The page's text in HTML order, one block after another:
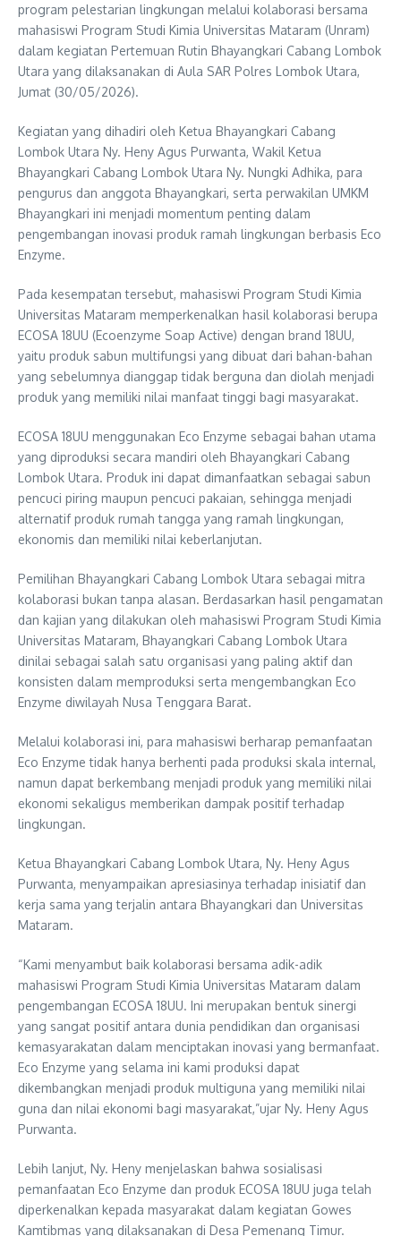
program pelestarian lingkungan melalui kolaborasi bersama
mahasiswi Program Studi Kimia Universitas Mataram (Unram)
dalam kegiatan Pertemuan Rutin Bhayangkari Cabang Lombok
Utara yang dilaksanakan di Aula SAR Polres Lombok Utara,
Jumat (30/05/2026).
Kegiatan yang dihadiri oleh Ketua Bhayangkari Cabang
Lombok Utara Ny. Heny Agus Purwanta, Wakil Ketua
Bhayangkari Cabang Lombok Utara Ny. Nungki Adhika, para
pengurus dan anggota Bhayangkari, serta perwakilan UMKM
Bhayangkari ini menjadi momentum penting dalam
pengembangan inovasi produk ramah lingkungan berbasis Eco
Enzyme.
Pada kesempatan tersebut, mahasiswi Program Studi Kimia
Universitas Mataram memperkenalkan hasil kolaborasi berupa
ECOSA 18UU (Ecoenzyme Soap Active) dengan brand 18UU,
yaitu produk sabun multifungsi yang dibuat dari bahan-bahan
yang sebelumnya dianggap tidak berguna dan diolah menjadi
produk yang memiliki nilai manfaat tinggi bagi masyarakat.
ECOSA 18UU menggunakan Eco Enzyme sebagai bahan utama
yang diproduksi secara mandiri oleh Bhayangkari Cabang
Lombok Utara. Produk ini dapat dimanfaatkan sebagai sabun
pencuci piring maupun pencuci pakaian, sehingga menjadi
alternatif produk rumah tangga yang ramah lingkungan,
ekonomis dan memiliki nilai keberlanjutan.
Pemilihan Bhayangkari Cabang Lombok Utara sebagai mitra
kolaborasi bukan tanpa alasan. Berdasarkan hasil pengamatan
dan kajian yang dilakukan oleh mahasiswi Program Studi Kimia
Universitas Mataram, Bhayangkari Cabang Lombok Utara
dinilai sebagai salah satu organisasi yang paling aktif dan
konsisten dalam memproduksi serta mengembangkan Eco
Enzyme diwilayah Nusa Tenggara Barat.
Melalui kolaborasi ini, para mahasiswi berharap pemanfaatan
Eco Enzyme tidak hanya berhenti pada produksi skala internal,
namun dapat berkembang menjadi produk yang memiliki nilai
ekonomi sekaligus memberikan dampak positif terhadap
lingkungan.
Ketua Bhayangkari Cabang Lombok Utara, Ny. Heny Agus
Purwanta, menyampaikan apresiasinya terhadap inisiatif dan
kerja sama yang terjalin antara Bhayangkari dan Universitas
Mataram.
“Kami menyambut baik kolaborasi bersama adik-adik
mahasiswi Program Studi Kimia Universitas Mataram dalam
pengembangan ECOSA 18UU. Ini merupakan bentuk sinergi
yang sangat positif antara dunia pendidikan dan organisasi
kemasyarakatan dalam menciptakan inovasi yang bermanfaat.
Eco Enzyme yang selama ini kami produksi dapat
dikembangkan menjadi produk multiguna yang memiliki nilai
guna dan nilai ekonomi bagi masyarakat,”ujar Ny. Heny Agus
Purwanta.
Lebih lanjut, Ny. Heny menjelaskan bahwa sosialisasi
pemanfaatan Eco Enzyme dan produk ECOSA 18UU juga telah
diperkenalkan kepada masyarakat dalam kegiatan Gowes
Kamtibmas yang dilaksanakan di Desa Pemenang Timur.